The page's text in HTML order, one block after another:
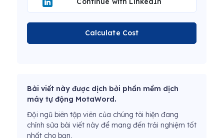
Calculate Cost
Bài viết này được dịch bởi phần mềm dịch
máy tự động MotaWord.
Đội ngũ biên tập viên của chúng tôi hiện đang
chỉnh sửa bài viết này để mang đến trải nghiệm tốt
nhất cho bạn.